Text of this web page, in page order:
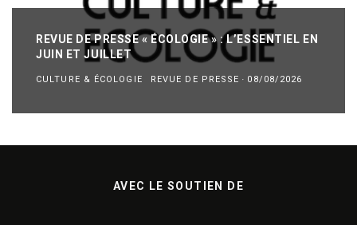
REVUE DE PRESSE « ÉCOLOGIE » : L’ESSENTIEL EN
JUIN ET JUILLET
CULTURE & ÉCOLOGIE REVUE DE PRESSE · 08/08/2026
AVEC LE SOUTIEN DE